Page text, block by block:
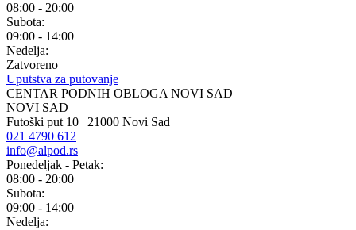
08:00 - 20:00
Subota:
09:00 - 14:00
Nedelja:
Zatvoreno
Uputstva za putovanje
CENTAR PODNIH OBLOGA NOVI SAD
NOVI SAD
Futoški put 10 | 21000 Novi Sad
021 4790 612
info@alpod.rs
Ponedeljak - Petak:
08:00 - 20:00
Subota:
09:00 - 14:00
Nedelja: